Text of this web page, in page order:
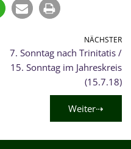
NÄCHSTER
7. Sonntag nach Trinitatis /
15. Sonntag im Jahreskreis
(15.7.18)
Weiter⇢